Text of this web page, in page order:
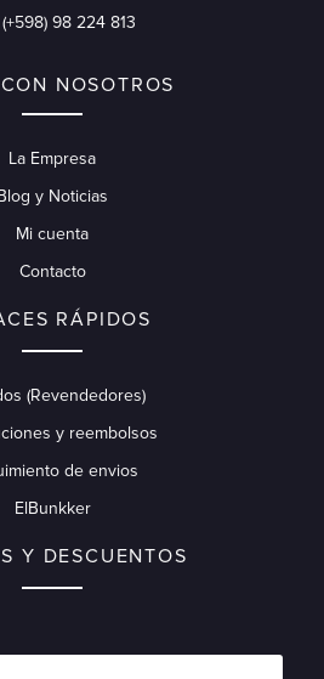
(+598) 98 224 813
NOSOTROS
La Empresa
y Noticias
Mi cuenta
Contacto
RÁPIDOS
(Revendedores)
y reembolsos
de envios
ElBunkker
Y DESCUENTOS